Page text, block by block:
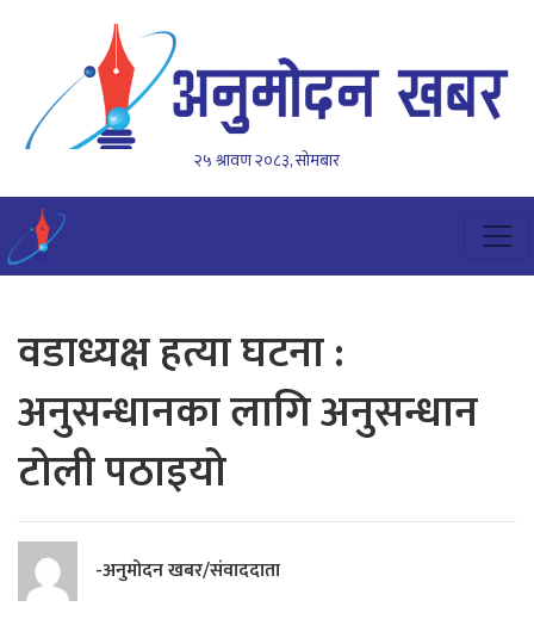
२५ श्रावण २०८३, सोमबार
वडाध्यक्ष हत्या घटना :
अनुसन्धानका लागि अनुसन्धान
टोली पठाइयो
-अनुमोदन खबर/संवाददाता